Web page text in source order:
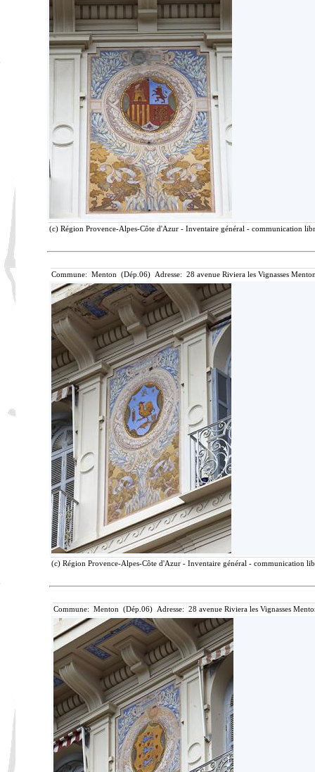
(c) Région Provence-Alpes-Côte d'Azur - Inventaire général - communication
Commune: Menton (Dép.06) Adresse: 28 avenue Riviera les Vignasses
(c) Région Provence-Alpes-Côte d'Azur - Inventaire général - communication
Commune: Menton (Dép.06) Adresse: 28 avenue Riviera les Vignasses